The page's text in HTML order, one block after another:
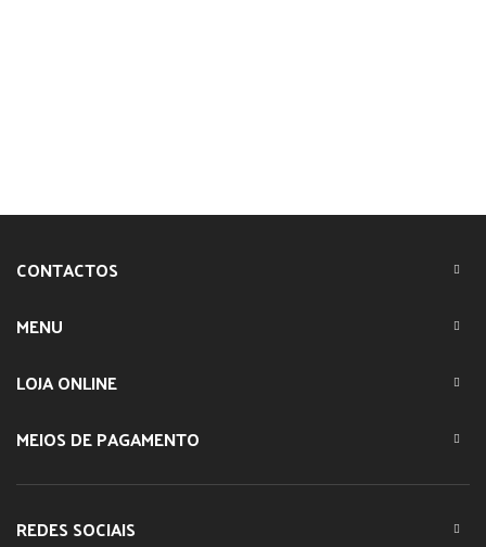
CONTACTOS
MENU
LOJA ONLINE
MEIOS DE PAGAMENTO
REDES SOCIAIS